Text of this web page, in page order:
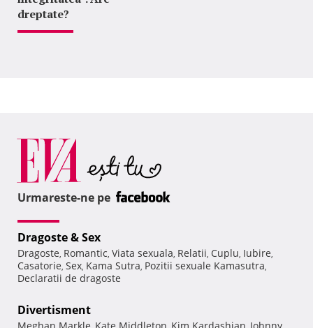
dreptate?
Urmareste-ne pe
Dragoste & Sex
Dragoste, Romantic, Viata sexuala, Relatii, Cuplu, Iubire,
Casatorie, Sex, Kama Sutra, Pozitii sexuale Kamasutra,
Declaratii de dragoste
Divertisment